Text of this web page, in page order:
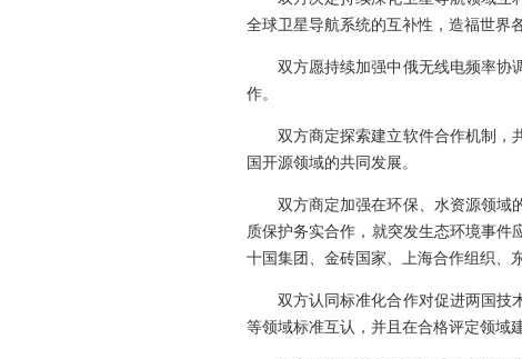
全球卫星导航系统的互补性，造福世界
双方愿持续加强中俄无线电频率协
作。
双方商定探索建立软件合作机制，
国开源领域的共同发展。
双方商定加强在环保、水资源领域
质保护务实合作，就突发生态环境事件
十国集团、金砖国家、上海合作组织、
双方认同标准化合作对促进两国技
等领域标准互认，并且在合格评定领域